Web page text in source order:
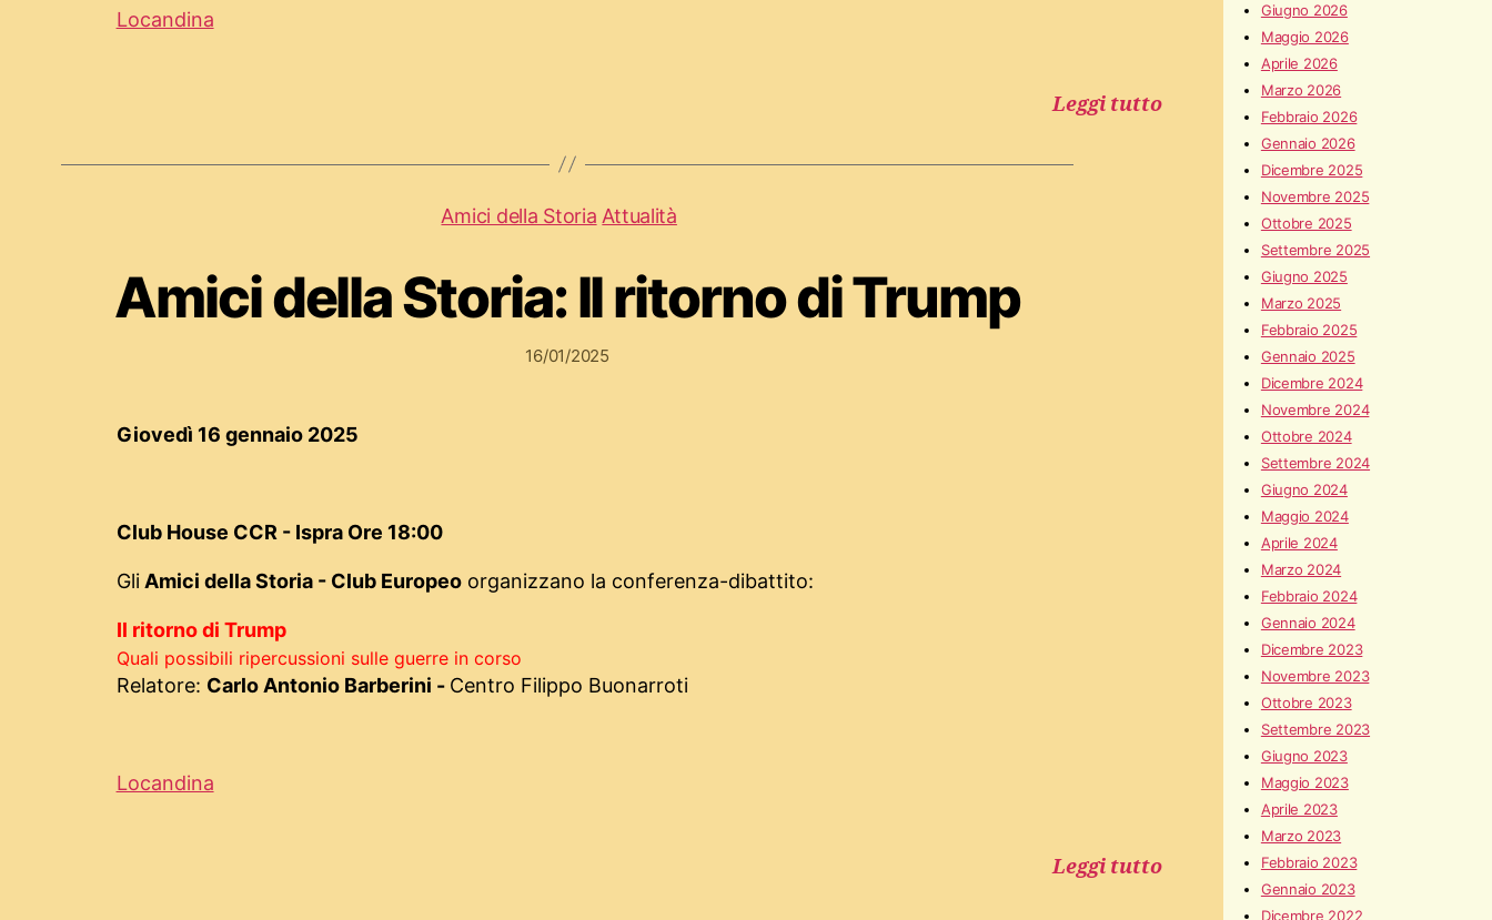
Giugno 2026
Maggio 2026
Aprile 2026
Marzo 2026
Febbraio 2026
Gennaio 2026
Dicembre 2025
Novembre 2025
Ottobre 2025
Settembre 2025
Giugno 2025
Marzo 2025
Febbraio 2025
Gennaio 2025
Dicembre 2024
Novembre 2024
Ottobre 2024
Settembre 2024
Giugno 2024
Maggio 2024
Aprile 2024
Marzo 2024
Febbraio 2024
Gennaio 2024
Dicembre 2023
Novembre 2023
Ottobre 2023
Settembre 2023
Giugno 2023
Maggio 2023
Aprile 2023
Marzo 2023
Febbraio 2023
Gennaio 2023
Dicembre 2022
Locandina
Leggi tutto
Amici della Storia Attualità
Amici della Storia: Il ritorno di Trump
16/01/2025
Giovedì 16 gennaio 2025
Club House CCR - Ispra Ore 18:00
GliAmici della Storia - Club Europeoorganizzano la conferenza-dibattito:
Il ritorno di Trump
Quali possibili ripercussioni sulle guerre in corso
Relatore: Carlo Antonio Barberini - Centro Filippo Buonarroti
Locandina
Leggi tutto